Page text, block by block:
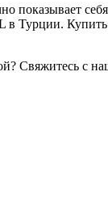
в Турции.
Свяжитесь с